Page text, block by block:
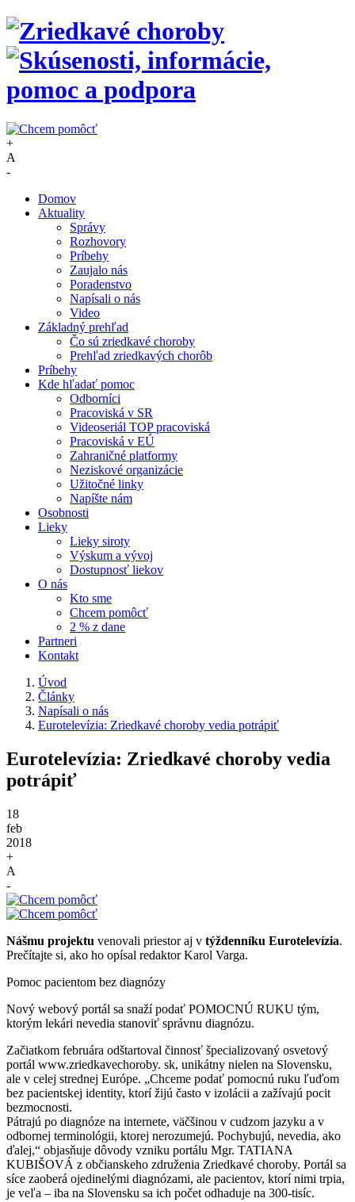
+
A
-
Domov
Aktuality
Správy
Rozhovory
Príbehy
Zaujalo nás
Poradenstvo
Napísali o nás
Video
Základný prehľad
Čo sú zriedkavé choroby
Prehľad zriedkavých chorôb
Príbehy
Kde hľadať pomoc
Odborníci
Pracoviská v SR
Videoseriál TOP pracoviská
Pracoviská v EÚ
Zahraničné platformy
Neziskové organizácie
Užitočné linky
Napíšte nám
Osobnosti
Lieky
Lieky siroty
Výskum a vývoj
Dostupnosť liekov
O nás
Kto sme
Chcem pomôcť
2 % z dane
Partneri
Kontakt
Úvod
Články
Napísali o nás
Eurotelevízia: Zriedkavé choroby vedia potrápiť
Eurotelevízia: Zriedkavé choroby vedia
potrápiť
18
feb
2018
+
A
-
Nášmu projektu venovali priestor aj v týždenníku Eurotelevízia.
Prečítajte si, ako ho opísal redaktor Karol Varga.
Pomoc pacientom bez diagnózy
Nový webový portál sa snaží podať POMOCNÚ RUKU tým,
ktorým lekári nevedia stanoviť správnu diagnózu.
Začiatkom februára odštartoval činnosť špecializovaný osvetový
portál www.zriedkavechoroby. sk, unikátny nielen na Slovensku,
ale v celej strednej Európe. „Chceme podať pomocnú ruku ľuďom
bez pacientskej identity, ktorí žijú často v izolácii a zažívajú pocit
bezmocnosti.
Pátrajú po diagnóze na internete, väčšinou v cudzom jazyku a v
odbornej terminológii, ktorej nerozumejú. Pochybujú, nevedia, ako
ďalej,“ objasňuje dôvody vzniku portálu Mgr. TATIANA
KUBIŠOVÁ z občianskeho združenia Zriedkavé choroby. Portál sa
síce zaoberá ojedinelými diagnózami, ale pacientov, ktorí nimi trpia,
je veľa – iba na Slovensku sa ich počet odhaduje na 300-tisíc.